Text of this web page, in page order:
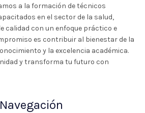
a la formación de técnicos
en el sector de la salud,
calidad con un enfoque práctico e
es contribuir al bienestar de la
y la excelencia académica.
y transforma tu futuro con
Navegación